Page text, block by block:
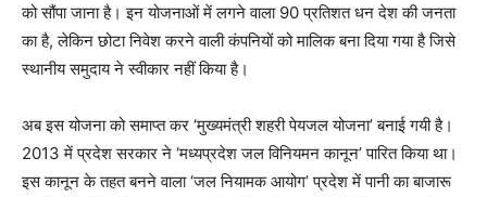
को सौंपा जाना है। इन योजनाओं में लगने वाला 90 प्रतिशत धन देश की जनता
का है, लेकिन छोटा निवेश करने वाली कंपनियों को मालिक बना दिया गया है जिसे
स्थानीय समुदाय ने स्वीकार नहीं किया है।
अब इस योजना को समाप्त कर ‘मुख्यमंत्री शहरी पेयजल योजना’ बनाई गयी है।
2013 में प्रदेश सरकार ने ‘मध्यप्रदेश जल विनियमन कानून’ पारित किया था।
इस कानून के तहत बनने वाला ‘जल नियामक आयोग’ प्रदेश में पानी का बाजारू